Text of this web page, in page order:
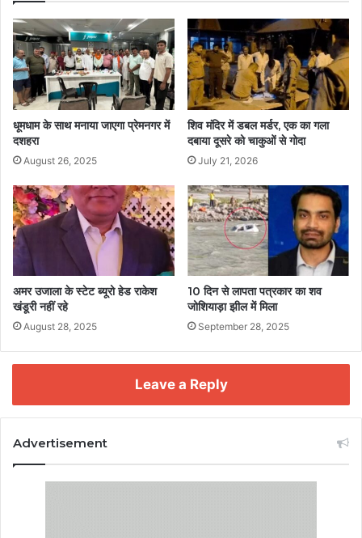
धूमधाम के साथ मनाया जाएगा प्रेमनगर में
दशहरा
August 26, 2025
शिव मंदिर में डबल मर्डर, एक का गला
दबाया दूसरे को चाकुओं से गोदा
July 21, 2026
अमर उजाला के स्टेट ब्यूरो हेड राकेश
खंडूरी नहीं रहे
August 28, 2025
10 दिन से लापता पत्रकार का शव
जोशियाड़ा झील में मिला
September 28, 2025
Leave a Reply
Advertisement